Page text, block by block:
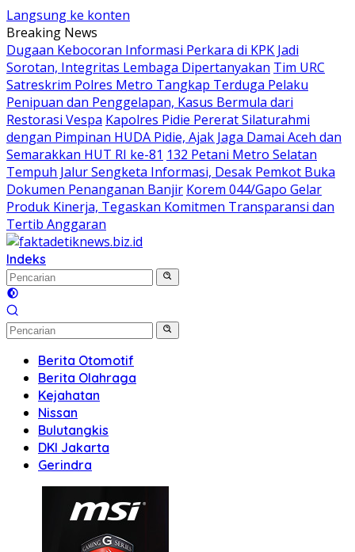
Langsung ke konten
Breaking News
Dugaan Kebocoran Informasi Perkara di KPK Jadi
Sorotan, Integritas Lembaga Dipertanyakan Tim URC
Satreskrim Polres Metro Tangkap Terduga Pelaku
Penipuan dan Penggelapan, Kasus Bermula dari
Restorasi Vespa Kapolres Pidie Pererat Silaturahmi
dengan Pimpinan HUDA Pidie, Ajak Jaga Damai Aceh dan
Semarakkan HUT RI ke-81 132 Petani Metro Selatan
Tempuh Jalur Sengketa Informasi, Desak Pemkot Buka
Dokumen Penanganan Banjir Korem 044/Gapo Gelar
Produk Kinerja, Tegaskan Komitmen Transparansi dan
Tertib Anggaran
Indeks
Berita Otomotif
Berita Olahraga
Kejahatan
Nissan
Bulutangkis
DKI Jakarta
Gerindra